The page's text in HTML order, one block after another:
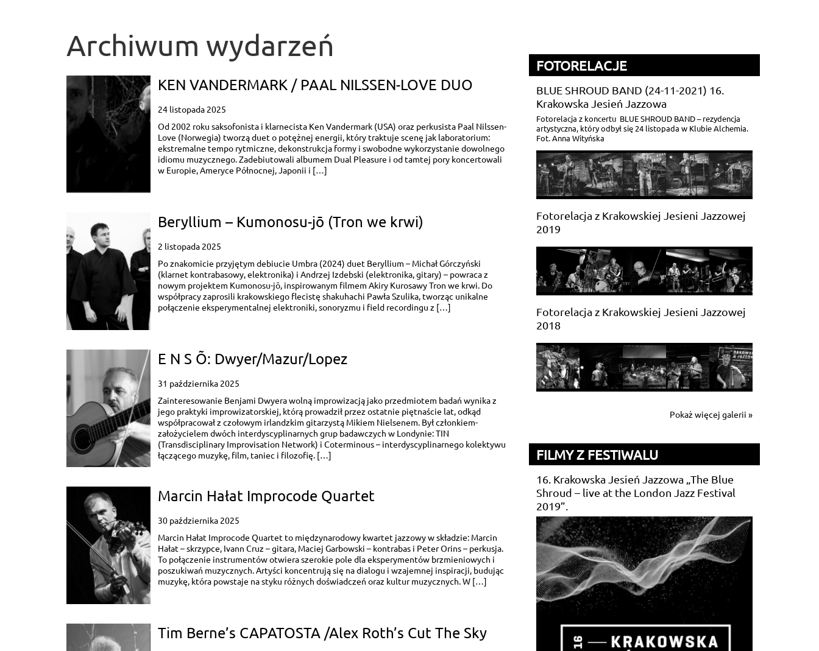
Archiwum wydarzeń
KEN VANDERMARK / PAAL NILSSEN-LOVE DUO
24 listopada 2025
Od 2002 roku saksofonista i klarnecista Ken Vandermark (USA) oraz perkusista Paal Nilssen-
Love (Norwegia) tworzą duet o potężnej energii, który traktuje scenę jak laboratorium:
ekstremalne tempo rytmiczne, dekonstrukcja formy i swobodne wykorzystanie dowolnego
idiomu muzycznego. Zadebiutowali albumem Dual Pleasure i od tamtej pory koncertowali
w Europie, Ameryce Północnej, Japonii i […]
Beryllium – Kumonosu-jō (Tron we krwi)
2 listopada 2025
Po znakomicie przyjętym debiucie Umbra (2024) duet Beryllium – Michał Górczyński
(klarnet kontrabasowy, elektronika) i Andrzej Izdebski (elektronika, gitary) – powraca z
nowym projektem Kumonosu-jō, inspirowanym filmem Akiry Kurosawy Tron we krwi. Do
współpracy zaprosili krakowskiego flecistę shakuhachi Pawła Szulika, tworząc unikalne
połączenie eksperymentalnej elektroniki, sonoryzmu i field recordingu z […]
E N S Õ: Dwyer/Mazur/Lopez
31 października 2025
Zainteresowanie Benjami Dwyera wolną improwizacją jako przedmiotem badań wynika z
jego praktyki improwizatorskiej, którą prowadził przez ostatnie piętnaście lat, odkąd
współpracował z czołowym irlandzkim gitarzystą Mikiem Nielsenem. Był członkiem-
założycielem dwóch interdyscyplinarnych grup badawczych w Londynie: TIN
(Transdisciplinary Improvisation Network) i Coterminous – interdyscyplinarnego kolektywu
łączącego muzykę, film, taniec i filozofię. […]
Marcin Hałat Improcode Quartet
30 października 2025
Marcin Hałat Improcode Quartet to międzynarodowy kwartet jazzowy w składzie: Marcin
Hałat – skrzypce, Ivann Cruz – gitara, Maciej Garbowski – kontrabas i Peter Orins – perkusja.
To połączenie instrumentów otwiera szerokie pole dla eksperymentów brzmieniowych i
poszukiwań muzycznych. Artyści koncentrują się na dialogu i wzajemnej inspiracji, budując
muzykę, która powstaje na styku różnych doświadczeń oraz kultur muzycznych. W […]
Tim Berne’s CAPATOSTA /Alex Roth’s Cut The Sky
FOTORELACJE
BLUE SHROUD BAND (24-11-2021) 16.
Krakowska Jesień Jazzowa
Fotorelacja z koncertu BLUE SHROUD BAND – rezydencja
artystyczna, który odbył się 24 listopada w Klubie Alchemia.
Fot. Anna Wityńska
Fotorelacja z Krakowskiej Jesieni Jazzowej
2019
Fotorelacja z Krakowskiej Jesieni Jazzowej
2018
Pokaż więcej galerii »
FILMY Z FESTIWALU
16. Krakowska Jesień Jazzowa „The Blue
Shroud – live at the London Jazz Festival
2019”.